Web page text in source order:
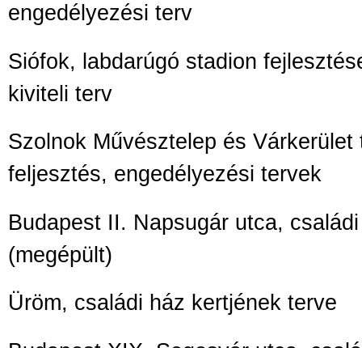
engedélyezési terv
Siófok, labdarúgó stadion
kiviteli terv
Szolnok Művésztelep és Várkerület
feljesztés, engedélyezési tervek
Budapest II. Napsugár utca,
(megépült)
Üröm, családi ház kertjének terve